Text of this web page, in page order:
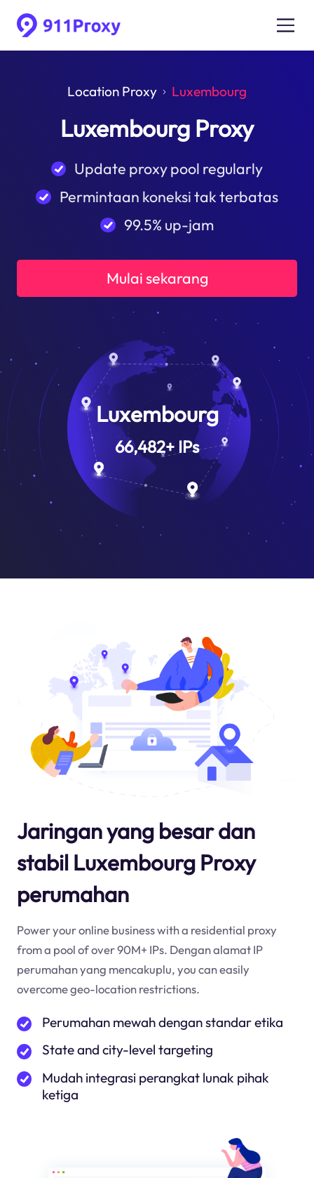
Location Proxy Luxembourg
Luxembourg Proxy
Update proxy pool regularly
Permintaan koneksi tak terbatas
99.5% up-jam
Mulai sekarang
Luxembourg
66,482+ IPs
Jaringan yang besar dan
stabil Luxembourg Proxy
perumahan
Power your online business with a residential proxy
from a pool of over 90M+ IPs. Dengan alamat IP
perumahan yang mencakuplu, you can easily
overcome geo-location restrictions.
Perumahan mewah dengan standar etika
State and city-level targeting
Mudah integrasi perangkat lunak pihak
ketiga